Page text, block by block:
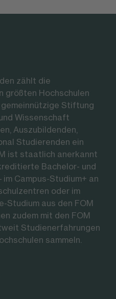
zählt die
größten Hochschulen
Stiftung
Wissenschaft
Auszubildenden,
Studierenden ein
ist staatlich anerkannt
Bachelor- und
Campus-Studium+ an
oder im
Studium aus den FOM
zudem mit den FOM
Studienerfahrungen
sammeln.